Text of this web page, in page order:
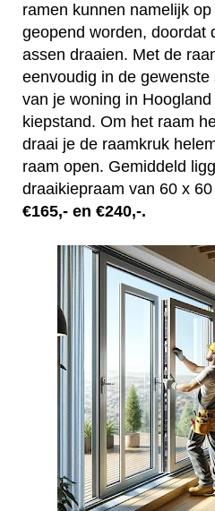
ramen kunnen namelijk
geopend worden, doordat
assen draaien. Met de
eenvoudig in de
van je woning in
kiepstand. Om het raam
draai je de raamkruk
raam open. Gemiddeld
draaikiepraam van 60 x
€165,- en €240,-.